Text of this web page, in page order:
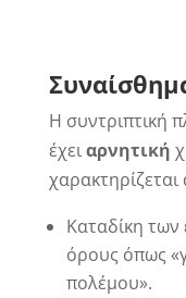
Η συντριπτική
έχειαρνητική
χαρακτηρίζεται
Καταδίκη των
όρους όπως
πολέμου».